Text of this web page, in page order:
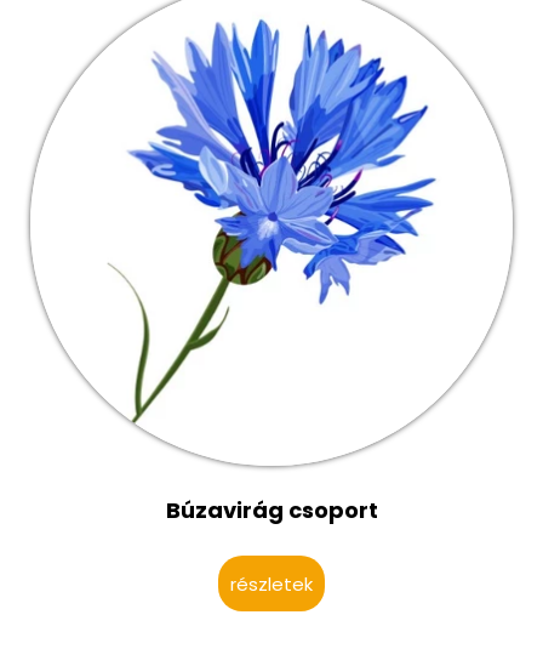
Búzavirág csoport
részletek